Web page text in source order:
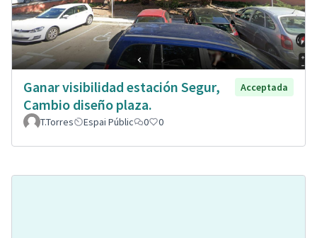
Ganar visibilidad estación Segur,
Cambio diseño plaza.
Acceptada
T.Torres Espai Públic 0 0